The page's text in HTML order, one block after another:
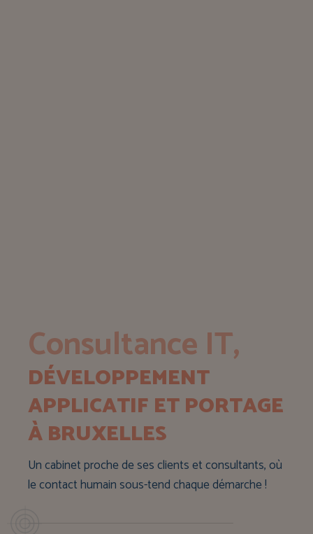
Consultance IT,
DÉVELOPPEMENT
APPLICATIF ET PORTAGE
À BRUXELLES
Un cabinet proche de ses clients et consultants, où
le contact humain sous-tend chaque démarche !